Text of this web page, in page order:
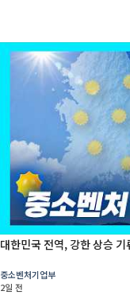
대한민국 전역, 강한 상승
중소벤처기업부
2일 전